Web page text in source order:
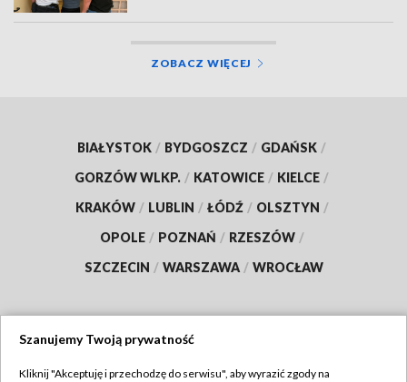
ZOBACZ WIĘCEJ
BIAŁYSTOK / BYDGOSZCZ / GDAŃSK /
GORZÓW WLKP. / KATOWICE / KIELCE /
KRAKÓW / LUBLIN / ŁÓDŹ / OLSZTYN /
OPOLE / POZNAŃ / RZESZÓW /
SZCZECIN / WARSZAWA / WROCŁAW
Szanujemy Twoją prywatność
Kliknij "Akceptuję i przechodzę do serwisu", aby wyrazić zgody na